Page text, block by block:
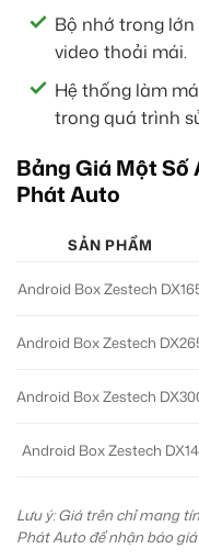
Bộ nhớ trong
video thoải mái.
Hệ thống làm
trong quá trình
Bảng Giá Một Số
Phát Auto
SẢN PHẨM
Android Box Zestech
Android Box Zestech
Android Box Zestech
Android Box Zestech DX14
Lưu ý: Giá trên chỉ mang
Phát Auto để nhận báo